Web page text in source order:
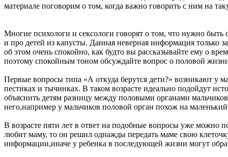
материале поговорим о том, когда важно говорить с ним на
Многие психологи и сексологи говорят о том, что нужно быть
и про детей из капусты. Данная неверная информация только
об этом очень спокойно, как будто вы рассказывайте ему о
поэтому спокойным тоном обсуждайте вопрос о половой
Первые вопросы типа «А откуда берутся дети?» возникают у
пестиках и тычинках. В таком возрасте идеально подойдут
объяснить детям разницу между половыми органами
него,например у мальчиков половой орган похож на
В возрасте пяти лет в ответ на подобные вопросы уже можно
любит маму, то он решил однажды передать маме свою
информации,иначе у ребенка в последующей жизни могут